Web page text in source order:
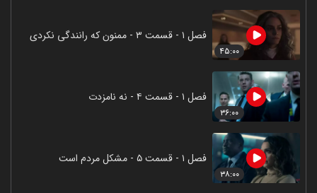
۴۵:۰۰
فصل ۱ - قسمت ۳ - ممنون که رانندگی نکردی
۳۶:۰۰
فصل ۱ - قسمت ۴ - نه نامزدت
۳۸:۰۰
فصل ۱ - قسمت ۵ - مشکل مردم است